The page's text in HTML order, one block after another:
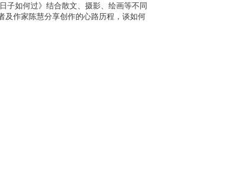
子如何过》结合散文、摄影、绘画等不同
作家陈慧分享创作的心路历程，谈如何